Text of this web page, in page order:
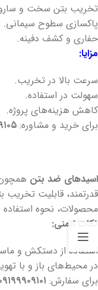
تخریب بتن سخت و
پاکسازی سطوح سیمانی.
حفاری و کشف دفینه.
مزایا:
سرعت بالا در تخریب.
سهولت در استفاده.
کاهش هزینه‌های پروژه.
برای خرید و مشاوره:
اسیدهای ضد بتن
قدرتمند، قابلیت تخریب
محصولات، نحوه
نکات ایمنی:
استفاده از دستکش و
در محیط‌های باز و با
برای سفارش: